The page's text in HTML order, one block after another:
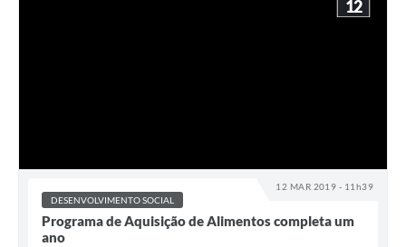
12 MAR 2019 - 11h39
12
DESENVOLVIMENTO SOCIAL
Programa de Aquisição de Alimentos completa um
ano